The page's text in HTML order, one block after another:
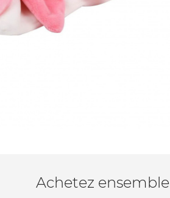
Achetez ensemble